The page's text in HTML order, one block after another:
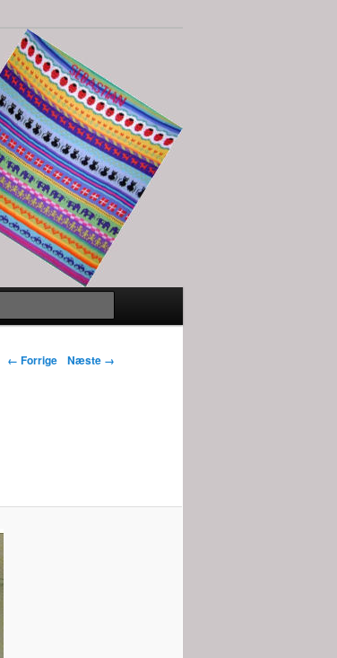
Billednavigation
← Forrige Næste →